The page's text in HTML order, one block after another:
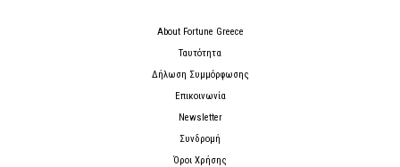
About Fortune Greece
Ταυτότητα
Δήλωση Συμμόρφωσης
Επικοινωνία
Newsletter
Συνδρομή
Όροι Χρήσης